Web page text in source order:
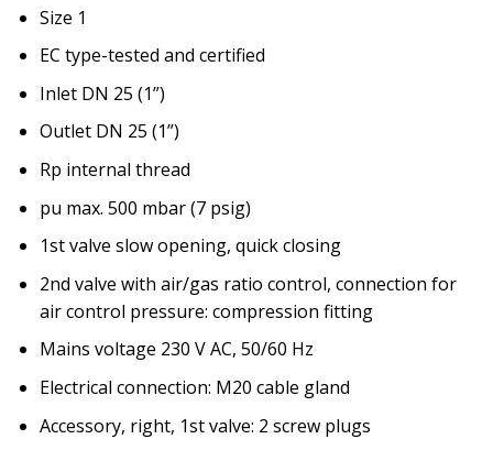
Size 1
EC type-tested and certified
Inlet DN 25 (1”)
Outlet DN 25 (1”)
Rp internal thread
pu max. 500 mbar (7 psig)
1st valve slow opening, quick closing
2nd valve with air/gas ratio control, connection for
air control pressure: compression fitting
Mains voltage 230 V AC, 50/60 Hz
Electrical connection: M20 cable gland
Accessory, right, 1st valve: 2 screw plugs